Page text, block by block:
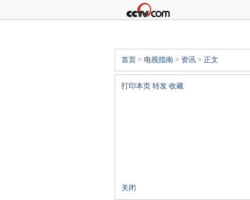
首页 > 电视指南 > 资讯 > 正文
打印本页 转发 收藏
关闭